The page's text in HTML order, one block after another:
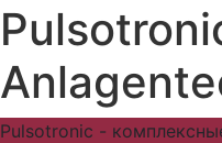
Pulsotronic -